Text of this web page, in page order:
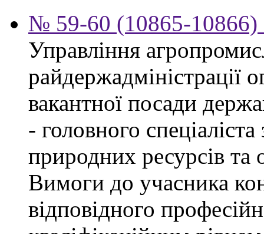
№ 59-60 (10865-10866)
Управління
райдержадміністрації
вакантної посади
- головного
природних ресурсів та
Вимоги до учасника
відповідного